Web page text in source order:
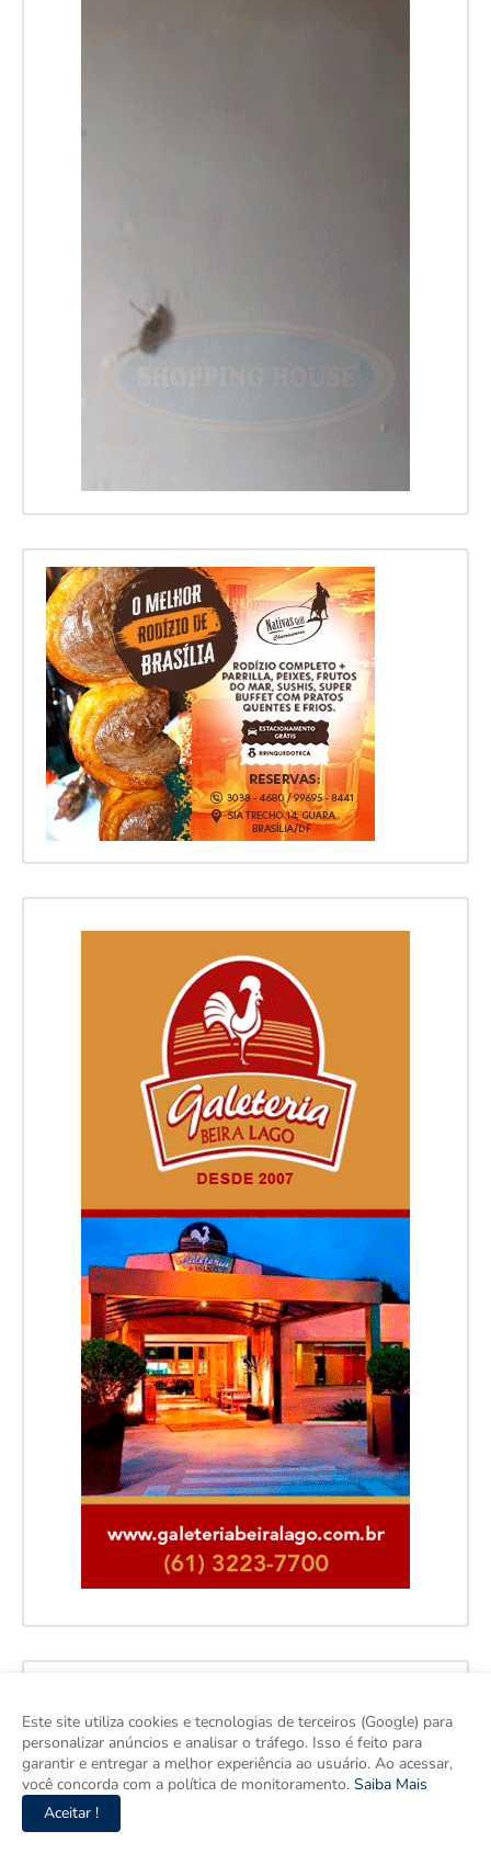
Este site utiliza cookies e tecnologias de terceiros (Google) para
personalizar anúncios e analisar o tráfego. Isso é feito para
garantir e entregar a melhor experiência ao usuário. Ao acessar,
você concorda com a política de monitoramento. Saiba Mais
Aceitar !